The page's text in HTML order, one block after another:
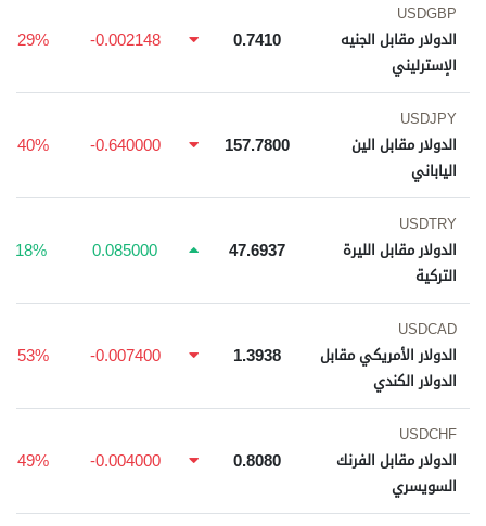
USDGBP
الدولار مقابل الجنيه
الإسترليني
0.7410
-0.002148
-0.29%
USDJPY
الدولار مقابل الين
الياباني
157.7800
-0.640000
-0.40%
USDTRY
الدولار مقابل الليرة
التركية
47.6937
0.085000
0.18%
USDCAD
الدولار الأمريكي مقابل
الدولار الكندي
1.3938
-0.007400
-0.53%
USDCHF
الدولار مقابل الفرنك
السويسري
0.8080
-0.004000
-0.49%